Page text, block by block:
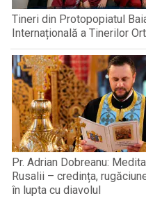
Tineri din Protopopiatul
Internațională a Tinerilor
Pr. Adrian Dobreanu:
Rusalii – credința,
în lupta cu diavolul